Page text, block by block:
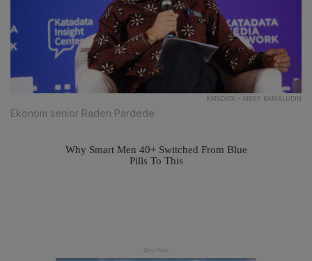
KATADATA - ARIEF KAMALUDIN
Ekonom senior Raden Pardede